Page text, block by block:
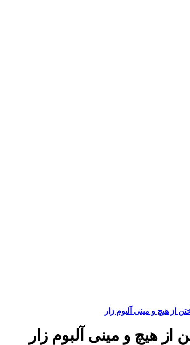
از هیچ و مینی آلبوم زار
هیچ و مینی آلبوم زار